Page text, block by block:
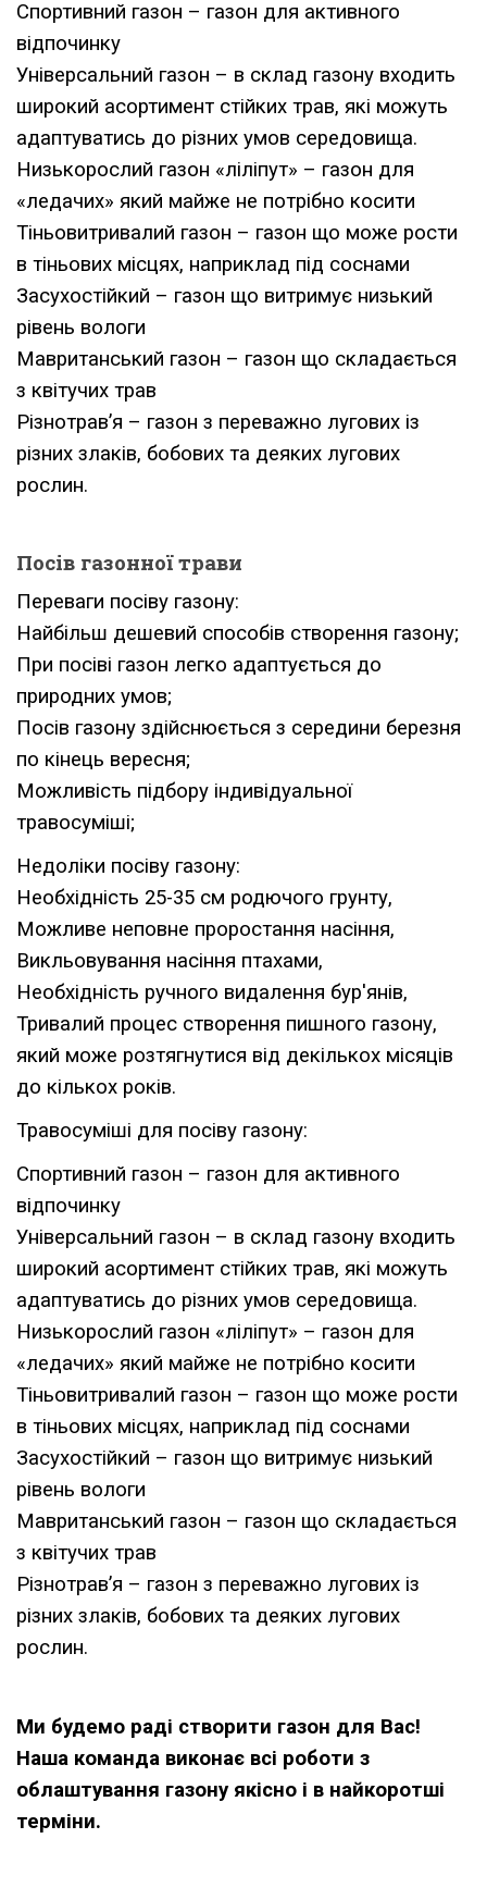
Спортивний газон – газон для активного
відпочинку
Універсальний газон – в склад газону входить
широкий асортимент стійких трав, які можуть
адаптуватись до різних умов середовища.
Низькорослий газон «ліліпут» – газон для
«ледачих» який майже не потрібно косити
Тіньовитривалий газон – газон що може рости
в тіньових місцях, наприклад під соснами
Засухостійкий – газон що витримує низький
рівень вологи
Мавританський газон – газон що складається
з квітучих трав
Різнотрав’я – газон з переважно лугових із
різних злаків, бобових та деяких лугових
рослин.
Посів газонної трави
Переваги посіву газону:
Найбільш дешевий способів створення газону;
При посіві газон легко адаптується до
природних умов;
Посів газону здійснюється з середини березня
по кінець вересня;
Можливість підбору індивідуальної
травосуміші;
Недоліки посіву газону:
Необхідність 25-35 см родючого грунту,
Можливе неповне проростання насіння,
Викльовування насіння птахами,
Необхідність ручного видалення бур'янів,
Тривалий процес створення пишного газону,
який може розтягнутися від декількох місяців
до кількох років.
Травосуміші для посіву газону:
Спортивний газон – газон для активного
відпочинку
Універсальний газон – в склад газону входить
широкий асортимент стійких трав, які можуть
адаптуватись до різних умов середовища.
Низькорослий газон «ліліпут» – газон для
«ледачих» який майже не потрібно косити
Тіньовитривалий газон – газон що може рости
в тіньових місцях, наприклад під соснами
Засухостійкий – газон що витримує низький
рівень вологи
Мавританський газон – газон що складається
з квітучих трав
Різнотрав’я – газон з переважно лугових із
різних злаків, бобових та деяких лугових
рослин.
Ми будемо раді створити газон для Вас!
Наша команда виконає всі роботи з
облаштування газону якісно і в найкоротші
терміни.